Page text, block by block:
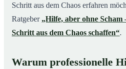
Schritt aus dem Chaos erfahren
Ratgeber „Hilfe, aber ohne Scham
Schritt aus dem Chaos schaffen“.
Warum professionelle